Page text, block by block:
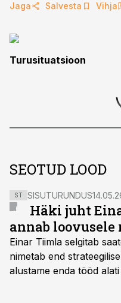
Jaga Salvesta Vihja
Turusituatsioon
SEOTUD LOOD
ST SISUTURUNDUS
Häki juht
annab
Einar Tiimla selgitab
nimetab end
alustame enda tööd